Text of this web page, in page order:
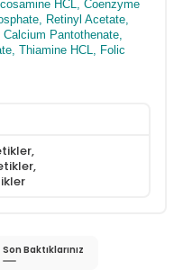
HCL, Coenzyme
Retinyl Acetate,
Pantothenate,
Thiamine HCL, Folic
,
,
Son Baktıklarınız